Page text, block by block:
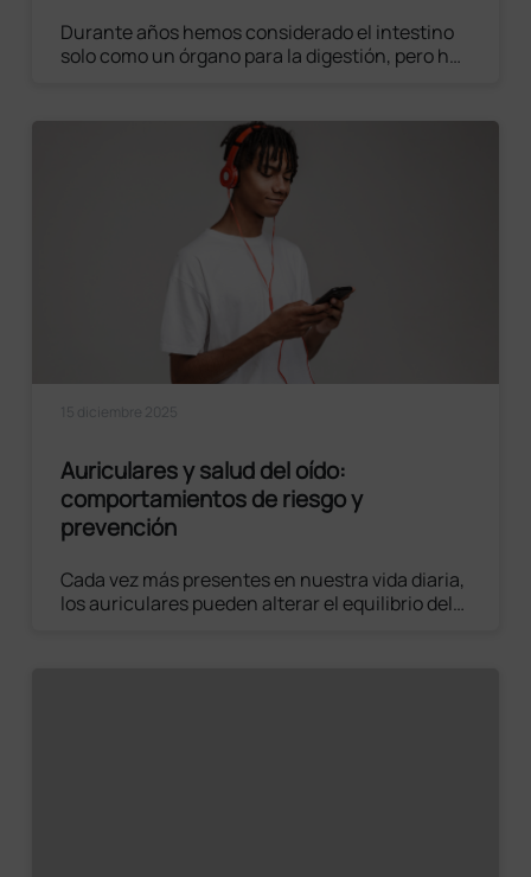
Durante años hemos considerado el intestino
solo como un órgano para la digestión, pero hoy
desempeña un papel fundamental en nuestro
bienestar mental y emocional.
Leer el artículo
15 diciembre 2025
Auriculares y salud del oído:
comportamientos de riesgo y
prevención
Cada vez más presentes en nuestra vida diaria,
los auriculares pueden alterar el equilibrio del